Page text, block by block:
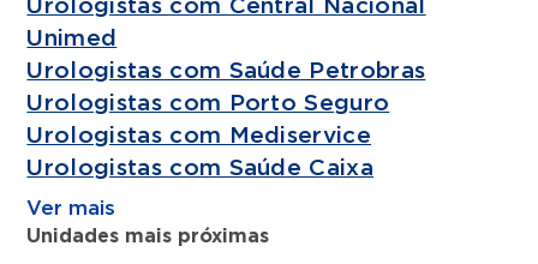
Urologistas com Central Nacional
Unimed
Urologistas com Saúde Petrobras
Urologistas com Porto Seguro
Urologistas com Mediservice
Urologistas com Saúde Caixa
Ver mais
Unidades mais próximas